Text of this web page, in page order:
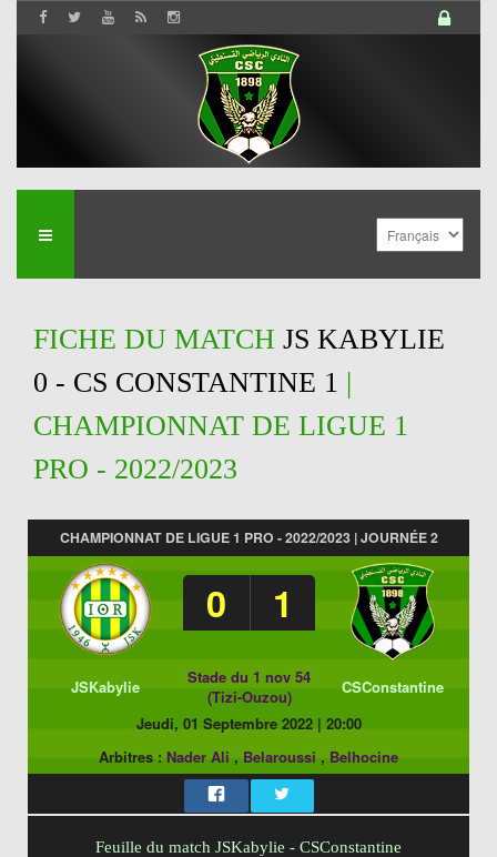
FICHE DU MATCH JS KABYLIE
0 - CS CONSTANTINE 1 |
CHAMPIONNAT DE LIGUE 1
PRO - 2022/2023
CHAMPIONNAT DE LIGUE 1 PRO - 2022/2023 | JOURNÉE 2
0 1
JSKabylie
Stade du 1 nov 54
(Tizi-Ouzou)
CSConstantine
Jeudi, 01 Septembre 2022| 20:00
Arbitres : Nader Ali , Belaroussi , Belhocine
Feuille du match JSKabylie - CSConstantine